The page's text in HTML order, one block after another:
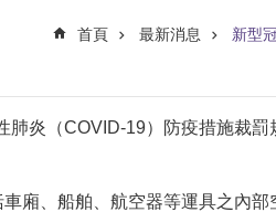
首頁 最新消息 新型
炎（COVID-19）防疫措施裁罰
廂、船舶、航空器等運具之內部